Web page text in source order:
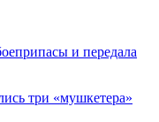
и передала
три «мушкетера»